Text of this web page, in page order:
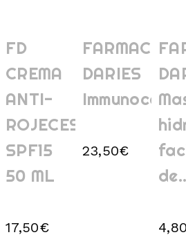
FD
CREMA
ANTI-
ROJECES
SPF15
50 ML
17,50€
FARMACIA
DARIES
23,50€
4,80